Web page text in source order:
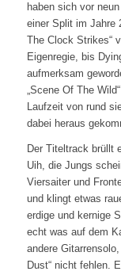
haben sich vor
einer Split im Jahre
The Clock Strikes“
Eigenregie, bis
aufmerksam
„Scene Of The
Laufzeit von rund
dabei heraus
Der Titeltrack brüllt
Uih, die Jungs
Viersaiter und
und klingt etwas
erdige und kernige
echt was auf dem
andere
Dust“ nicht fehlen.